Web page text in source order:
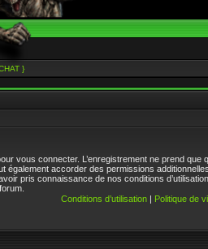
}
vous connecter. L’enregistrement ne prend que
également accorder des permissions
pris connaissance de nos conditions
Conditions d’utilisation | Politique de